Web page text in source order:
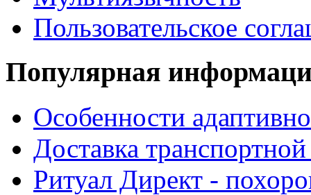
Пользовательское
Популярная
Особенности
Доставка
Ритуал Директ -